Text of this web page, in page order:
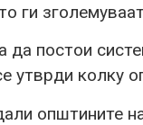
ги зголемуваат
постои
утврди колку
општините